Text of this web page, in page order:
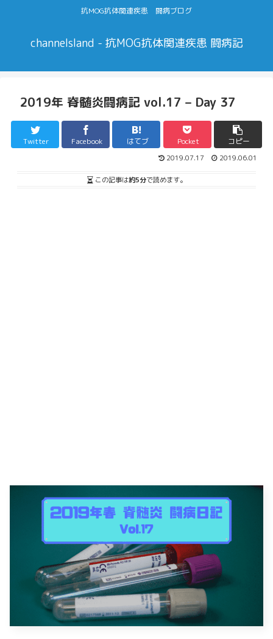
抗MOG抗体関連疾患 闘病ブログ
channelsland - 抗MOG抗体関連疾患 闘病記
2019年 脊髄炎闘病記 vol.17 – Day 37
Twitter Facebook はてブ Pocket コピー
2019.07.17 2019.06.01
この記事は約5分で読めます。